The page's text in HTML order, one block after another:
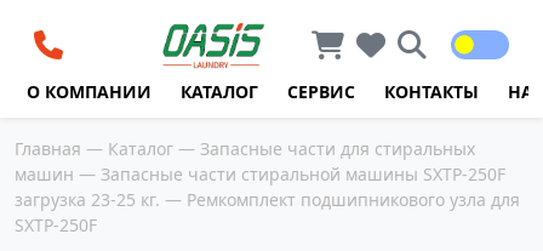
О КОМПАНИИ КАТАЛОГ СЕРВИС КОНТАКТЫ
Главная — Каталог — Запасные части для стиральных
машин — Запасные части стиральной машины SXTP-250F
загрузка 23-25 кг. — Ремкомплект подшипникового узла для
SXTP-250F